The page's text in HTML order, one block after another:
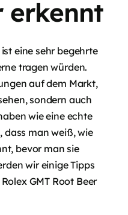
erkennt
eine sehr begehrte
tragen würden.
auf dem Markt,
sondern auch
wie eine echte
dass man weiß, wie
bevor man sie
wir einige Tipps
GMT Root Beer